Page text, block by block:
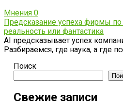
Мнения 0
Предсказание успеха фирмы по
реальность или фантастика
AI предсказывает успех
Разбираемся, где наука, а где
Поиск
Свежие записи